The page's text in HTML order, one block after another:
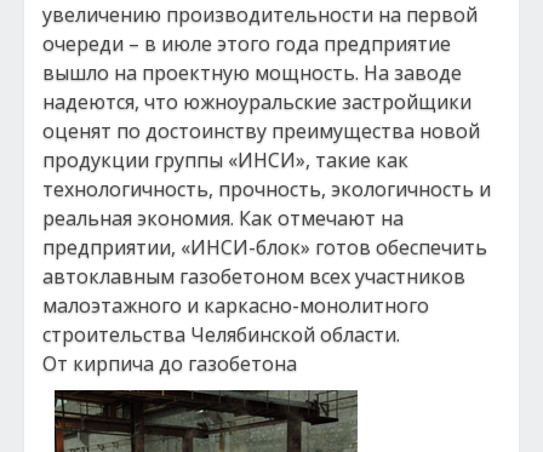
увеличению производительности на первой
очереди – в июле этого года предприятие
вышло на проектную мощность. На заводе
надеются, что южноуральские застройщики
оценят по достоинству преимущества новой
продукции группы «ИНСИ», такие как
технологичность, прочность, экологичность и
реальная экономия. Как отмечают на
предприятии, «ИНСИ-блок» готов обеспечить
автоклавным газобетоном всех участников
малоэтажного и каркасно-монолитного
строительства Челябинской области.
От кирпича до газобетона